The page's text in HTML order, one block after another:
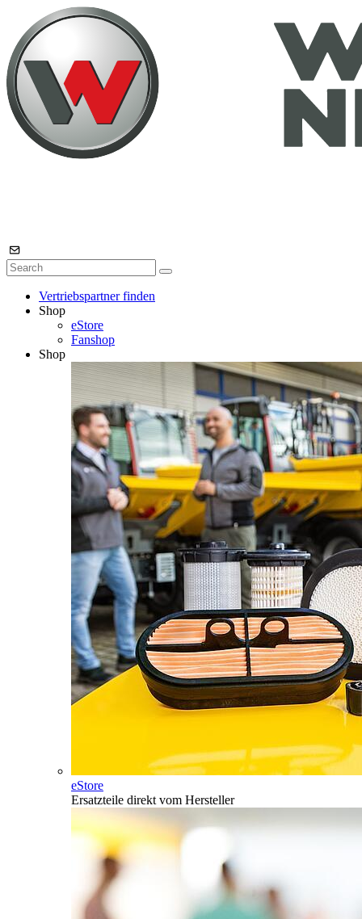
Vertriebspartner finden
Shop
eStore
Fanshop
Shop
eStore
Ersatzteile direkt vom Hersteller